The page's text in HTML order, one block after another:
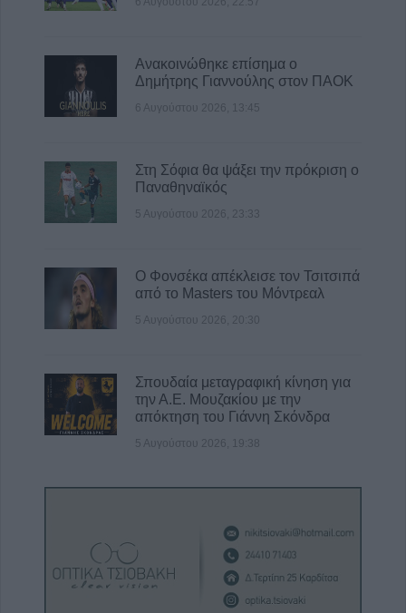
Ανακοινώθηκε επίσημα ο
Δημήτρης Γιαννούλης στον ΠΑΟΚ
6 Αυγούστου 2026, 13:45
Στη Σόφια θα ψάξει την πρόκριση ο
Παναθηναϊκός
5 Αυγούστου 2026, 23:33
Ο Φονσέκα απέκλεισε τον Τσιτσιπά
από το Masters του Μόντρεαλ
5 Αυγούστου 2026, 20:30
Σπουδαία μεταγραφική κίνηση για
την Α.Ε. Μουζακίου με την
απόκτηση του Γιάννη Σκόνδρα
5 Αυγούστου 2026, 19:38